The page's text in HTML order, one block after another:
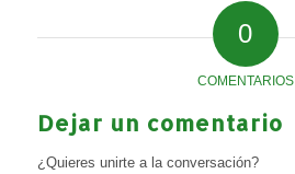
0
COMENTARIOS
Dejar un comentario
¿Quieres unirte a la conversación?